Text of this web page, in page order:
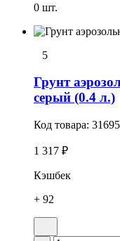
0 шт.
5
Грунт
серый (0.4 л.)
Код товара:
1 317 ₽
Кэшбек
+ 92